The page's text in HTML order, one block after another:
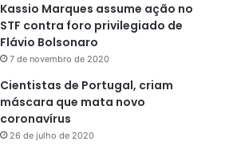
Kassio Marques assume ação no
STF contra foro privilegiado de
Flávio Bolsonaro
7 de novembro de 2020
Cientistas de Portugal, criam
máscara que mata novo
coronavírus
26 de julho de 2020